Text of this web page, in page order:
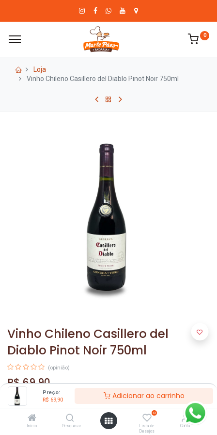
Preço:
R$ 69,90 Adicionar ao carrinho
Início Pesquisar
0
Lista de
Desejos
Conta
0
Loja
Vinho Chileno Casillero del Diablo Pinot Noir 750ml
Vinho Chileno Casillero del
Diablo Pinot Noir 750ml
(opinião)
R$69,90